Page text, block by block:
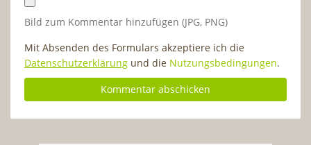
Bild zum Kommentar hinzufügen (JPG, PNG)
Mit Absenden des Formulars akzeptiere ich die
Datenschutzerklärung und die Nutzungsbedingungen.